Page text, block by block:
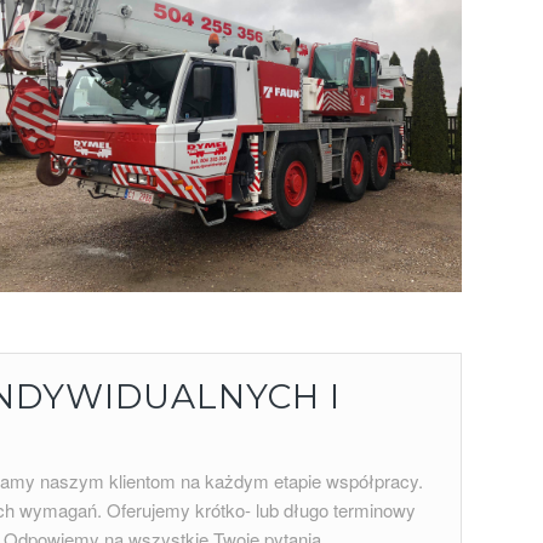
I
naszym klientom na każdym etapie współpracy.
wymagań. Oferujemy krótko- lub długo terminowy